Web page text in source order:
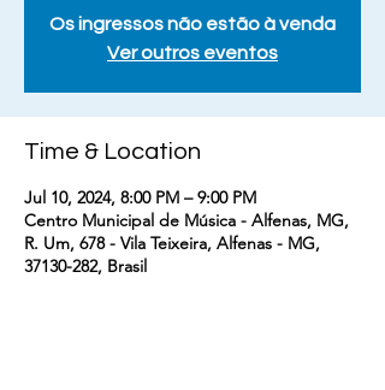
Os ingressos não estão à venda
Ver outros eventos
Time & Location
Jul 10, 2024, 8:00 PM – 9:00 PM
Centro Municipal de Música - Alfenas, MG,
R. Um, 678 - Vila Teixeira, Alfenas - MG,
37130-282, Brasil